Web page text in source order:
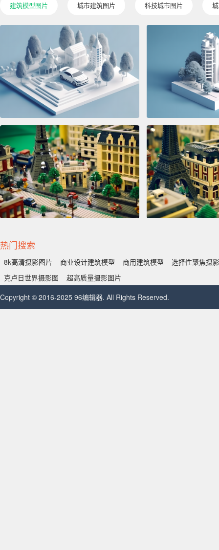
建筑模型图片 城市建筑图片 科技城市图片
热门搜索
8k高清摄影图片 商业设计建筑模型 商用建筑模型
选择性聚焦摄
克卢日世界摄影图
超高质量摄影图片
Copyright © 2016-2025 96编辑器. All Rights Reserved.